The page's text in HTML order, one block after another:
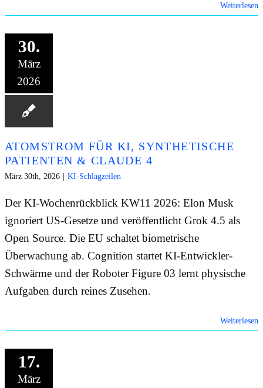
Weiterlesen
30.
März
2026
ATOMSTROM FÜR KI, SYNTHETISCHE
PATIENTEN & CLAUDE 4
März 30th, 2026 | KI-Schlagzeilen
Der KI-Wochenrückblick KW11 2026: Elon Musk
ignoriert US-Gesetze und veröffentlicht Grok 4.5 als
Open Source. Die EU schaltet biometrische
Überwachung ab. Cognition startet KI-Entwickler-
Schwärme und der Roboter Figure 03 lernt physische
Aufgaben durch reines Zusehen.
Weiterlesen
17.
März